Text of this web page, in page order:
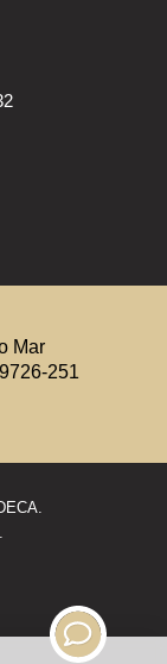
Mar
251